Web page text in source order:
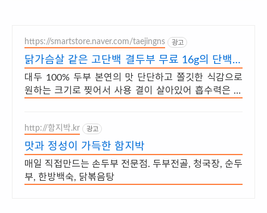
https://smartstore.naver.com/taejingns 광고
닭가슴살 같은 고단백 결두부 무료 16g의 단백질
함량
대두 100% 두부 본연의 맛 단단하고 쫄깃한 식감으로
원하는 크기로 찢어서 사용 결이 살아있어 흡수력은 물
http://함지박.kr 광고
맛과 정성이 가득한 함지박
매일 직접만드는 손두부 전문점. 두부전골, 청국장, 순두
부, 한방백숙, 닭볶음탕